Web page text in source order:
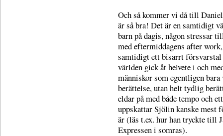
Och så kommer vi då till
är så bra! Det är en samtidigt
barn på dagis, någon stressar
med eftermiddagens after
samtidigt ett bisarrt
världen gick åt helvete i och
människor som egentligen
berättelse, utan helt tydlig
eldar på med både tempo och
uppskattar Sjölin kanske mest
är (läs t.ex. hur han tryckte till
Expressen i somras).